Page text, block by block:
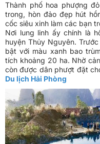
Thành phố hoa phượng
trong, hòn đảo đẹp hút
cốc siêu xinh làm các bạn
Nơi lung linh ấy chính là
huyện Thủy Nguyên.
bật với màu xanh bao
tích khoảng 20 ha. Nhờ
còn được dân phượt đặt
Du lịch Hải Phòng